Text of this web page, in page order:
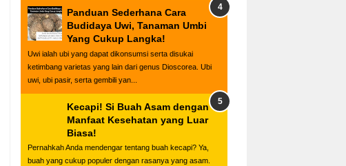
Panduan Sederhana Cara
Budidaya Uwi, Tanaman Umbi
Yang Cukup Langka!
Uwi ialah ubi yang dapat dikonsumsi serta disukai
ketimbang varietas yang lain dari genus Dioscorea. Ubi
uwi, ubi pasir, serta gembili yan...
Kecapi! Si Buah Asam dengan
Manfaat Kesehatan yang Luar
Biasa!
Pernahkah Anda mendengar tentang buah kecapi? Ya,
buah yang cukup populer dengan rasanya yang asam.